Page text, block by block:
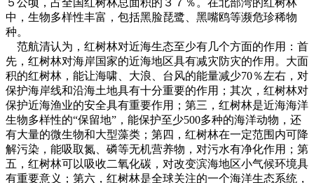
中，生物多样性丰富，包括黑脸琵鹭、黑嘴鸥等濒危珍稀物
种。
范航清认为，红树林对近海生态至少有几个方面的作用：首
先，红树林对海岸国家的近海地区具有减灾防灾的作用。大面
积的红树林，能让海啸、大浪、台风的能量减少70％左右，对
保护海岸线和沿海土地具有十分重要的作用；其次，红树林对
保护近海渔业的安全具有重要作用；第三，红树林是近海海洋
生物多样性的“保留地”，能保护至少500多种的海洋动物，还
有大量的微生物和大型藻类；第四，红树林在一定范围内可降
解污染，能吸取氮、磷等无机营养物，对污水有净化作用；第
五，红树林可以吸收二氧化碳，对改变滨海地区小气候环境具
有重要意义；第六，红树林是全球关注的一个海洋生态系统，